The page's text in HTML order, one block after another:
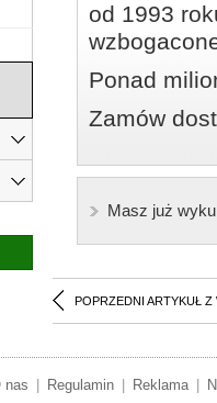
od 1993
Ponad
Zamów
Masz już
POPRZEDNI ARTYKUŁ Z
nas Regulamin Reklama